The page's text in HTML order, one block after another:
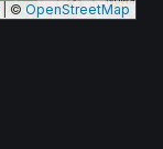
© OpenStreetMap